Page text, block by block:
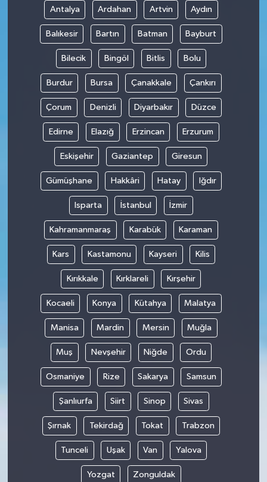
Antalya Ardahan Artvin Aydın
Balıkesir Bartın Batman Bayburt
Bilecik Bingöl Bitlis Bolu
Burdur Bursa Çanakkale Çankırı
Çorum Denizli Diyarbakır Düzce
Edirne Elazığ Erzincan Erzurum
Eskişehir Gaziantep Giresun
Gümüşhane Hakkâri Hatay Iğdır
Isparta İstanbul İzmir
Kahramanmaraş Karabük Karaman
Kars Kastamonu Kayseri Kilis
Kırıkkale Kırklareli Kırşehir
Kocaeli Konya Kütahya Malatya
Manisa Mardin Mersin Muğla
Muş Nevşehir Niğde Ordu
Osmaniye Rize Sakarya Samsun
Şanlıurfa Siirt Sinop Sivas
Şırnak Tekirdağ Tokat Trabzon
Tunceli Uşak Van Yalova
Yozgat Zonguldak